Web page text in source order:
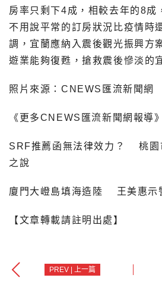
房率只剩下4成，相較去年的8成
不用說平常的訂房狀況比疫情時
調，宜蘭應納入震後觀光振興方
遊業能夠復甦，搶救震後慘淡的
照片來源：CNEWS匯流新聞網
《更多CNEWS匯流新聞網報導》
SRF推薦函無法律效力？ 桃園
之說
廈門大嶝島填海造陸 王美惠示
【文章轉載請註明出處】
PREV | 上一篇